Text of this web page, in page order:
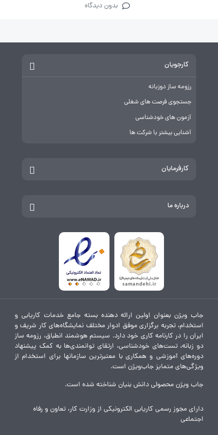
بدون دیدگاه
کارجویان
رزومه ساز دوزبانه
جستجوی فرصت های شغلی
آزمون های خودشناسی
آشنایی بیشتر با شرکت ها
کارفرمایان
درباره ما
جاب ویژن بعنوان اولین ارائه دهنده بسته جامع خدمات کاریابی و
استخدام، تجربه برگزاری موفق ادوار مختلف نمایشگاه‌های کار شریف و
ایران را در کارنامه کاری خود دارد. سیستم هوشمند انطباق، رزومه ساز
دو زبانه، تست‌های خودشناسی، ارتقای توانمندی‌ها به کمک پیشنهاد
دوره‌های آموزشی و همکاری با معتبرترین سازمانها برای استخدام از
ویژگی‌های متمایز جاب‌ویژن است.
جاب ویژن محصولی دانش بنیان شناخته شده است.
دارای مجوز رسمی کاریابی الکترونیکی از وزارت کار، تعاون و رفاه
اجتماعی